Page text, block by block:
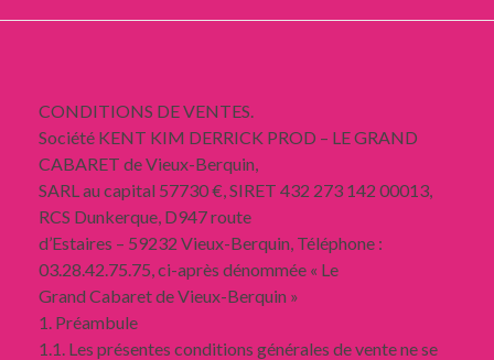
CONDITIONS DE VENTES.
Société KENT KIM DERRICK PROD – LE GRAND
CABARET de Vieux-Berquin,
SARL au capital 57730 €, SIRET 432 273 142 00013,
RCS Dunkerque, D947 route
d’Estaires – 59232 Vieux-Berquin, Téléphone :
03.28.42.75.75, ci-après dénommée « Le
Grand Cabaret de Vieux-Berquin »
1. Préambule
1.1. Les présentes conditions générales de vente ne se